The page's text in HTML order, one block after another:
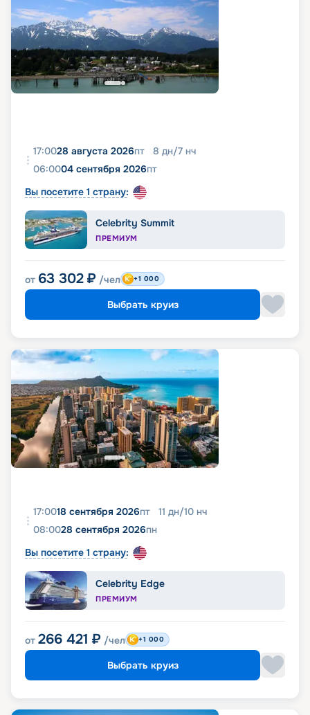
17:0028 августа 2026пт 8 дн/7 нч
06:0004 сентября 2026пт
Вы посетите 1 страну:
Celebrity Summit
ПРЕМИУМ
от 63 302 ₽ /чел +1 000
Выбрать круиз
17:0018 сентября 2026пт 11 дн/10 нч
08:0028 сентября 2026пн
Вы посетите 1 страну:
Celebrity Edge
ПРЕМИУМ
от 266 421 ₽ /чел +1 000
Выбрать круиз